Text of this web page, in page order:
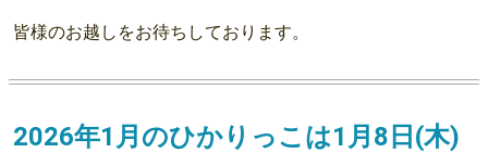
皆様のお越しをお待ちしております。
2026年1月のひかりっこは1月8日(木)